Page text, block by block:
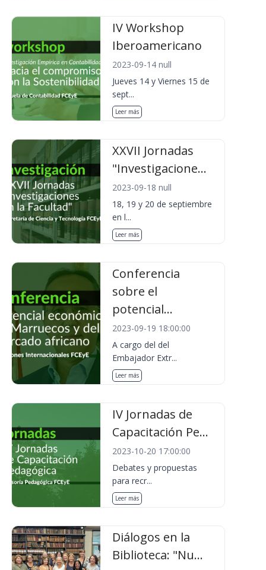
IV Workshop
Iberoamericano
2023-09-14 null
Jueves 14 y Viernes 15 de
sept...
Leer más
XXVII Jornadas
"Investigacione...
2023-09-18 null
18, 19 y 20 de septiembre
en l...
Leer más
Conferencia
sobre el
potencial...
2023-09-19 18:00:00
A cargo del del
Embajador Extr...
Leer más
IV Jornadas de
Capacitación Pe...
2023-10-20 17:00:00
Debates y propuestas
para recr...
Leer más
Diálogos en la
Biblioteca: "Nu...